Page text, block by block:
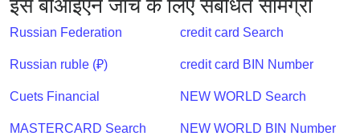
IP
IP
BIN
/
इस बीआईएन जांच के लिए संबंधित सामग्री
Russian Federation
Russian ruble (₽)
Cuets Financial
MASTERCARD Search
credit card Search
credit card BIN Number
NEW WORLD Search
NEW WORLD BIN Number